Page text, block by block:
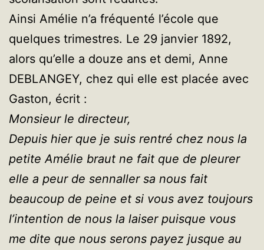
Ainsi Amélie n’a fréquenté l’école que
quelques trimestres. Le 29 janvier 1892,
alors qu’elle a douze ans et demi, Anne
DEBLANGEY, chez qui elle est placée avec
Gaston, écrit :
Monsieur le directeur,
Depuis hier que je suis rentré chez nous la
petite Amélie braut ne fait que de pleurer
elle a peur de sennaller sa nous fait
beaucoup de peine et si vous avez toujours
l’intention de nous la laiser puisque vous
me dite que nous serons payez jusque au